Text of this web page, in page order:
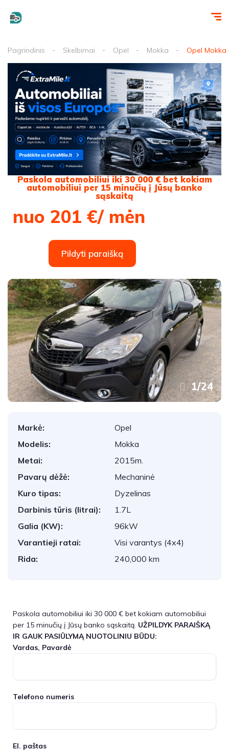
Pagrindinis Skelbimai Opel Mokka Opel Mokka
Paskola automobiliui iki 30 000 € bet kokiam
automobiliui per 15 minučių į Jūsų banko
sąskaitą
nuo 201 €/ mėn
Pildyti paraišką
1/24
Markė:
Opel
Modelis:
Mokka
Metai:
2015m.
Pavarų dėžė:
Mechaninė
Kuro tipas:
Dyzelinas
Darbinis tūris (litrai):
1.7L
Galia (KW):
96kW
Varantieji ratai:
Visi varantys (4x4)
Rida:
240,000 km
Paskola automobiliui iki 30 000 € bet kokiam automobiliui
per 15 minučių į Jūsų banko sąskaitą. UŽPILDYK PARAIŠKĄ
IR GAUK PASIŪLYMĄ NUOTOLINIU BŪDU:
Vardas, Pavardė
Telefono numeris
El. paštas